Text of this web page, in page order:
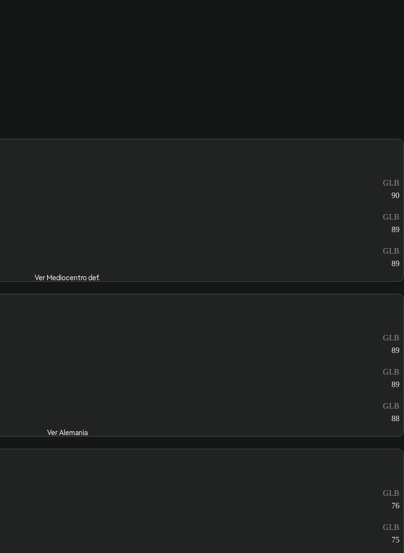
GLB
90
GLB
89
GLB
89
Ver Mediocentro def.
GLB
89
GLB
89
GLB
88
Ver Alemania
GLB
76
GLB
75